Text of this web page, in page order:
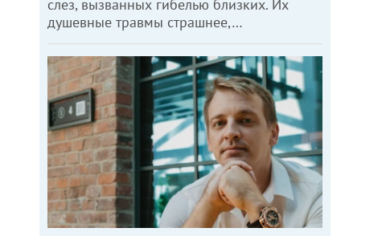
слез, вызванных гибелью близких. Их
душевные травмы страшнее,…